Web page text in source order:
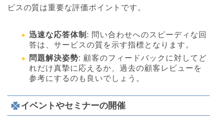
ビスの質は重要な評価ポイントです。
迅速な応答体制 : 問い合わせへのスピーディな回
答は、サービスの質を示す指標となります。
問題解決姿勢: 顧客のフィードバックに対してど
れだけ真摯に応えるか、過去の顧客レビューを
参考にするのも良いでしょう。
イベントやセミナーの開催